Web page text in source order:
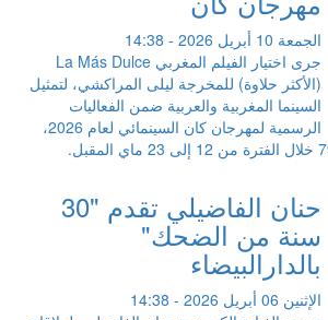
الجمعة 10 أبريل 2026 - 14:38
جرى اختيار الفيلم المغربي La Más Dulce
(الأكثر حلاوة) للمخرجة ليلى المراكشي، لتمثيل
السينما المغربية والعربية ضمن الفعاليات
الرسمية لمهرجان كان السينمائي لعام 2026،
حنان الفاضيلي تقدم "30
سنة من الضحك"
بالدارالبيضاء
الإثنين 06 أبريل 2026 - 14:38